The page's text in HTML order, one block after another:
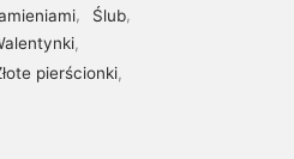
, Ślub,
,
pierścionki,